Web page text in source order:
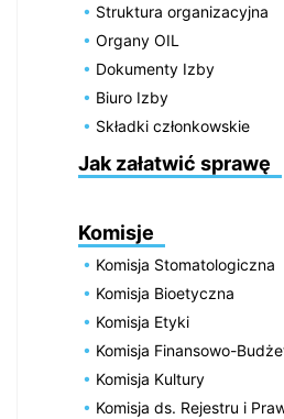
Struktura organizacyjna
Organy OIL
Dokumenty Izby
Biuro Izby
Składki członkowskie
Jak załatwić sprawę
Komisje
Komisja Stomatologiczna
Komisja Bioetyczna
Komisja Etyki
Komisja Finansowo-
Komisja Kultury
Komisja ds. Rejestru i